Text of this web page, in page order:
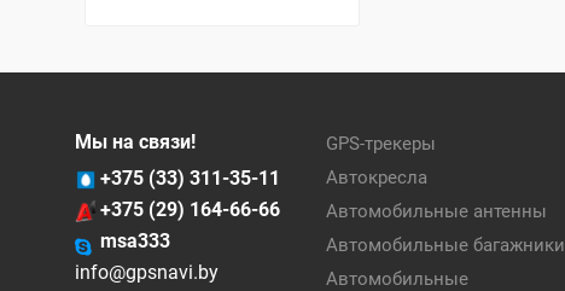
Мы на связи!
+375 (33) 311-35-11
+375 (29) 164-66-66
msa333
info@gpsnavi.by
GPS-трекеры
Автокресла
Автомобильные антенны
Автомобильные багажники
Автомобильные